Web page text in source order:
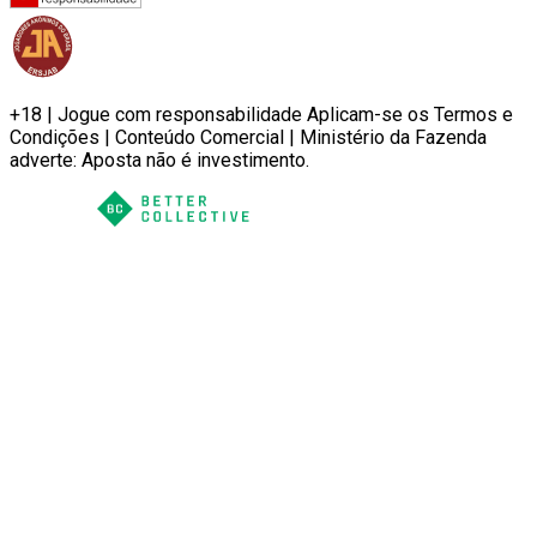
+18 | Jogue com responsabilidade Aplicam-se os Termos e
Condições | Conteúdo Comercial | Ministério da Fazenda
adverte: Aposta não é investimento.